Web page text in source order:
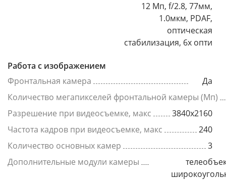
12 Мп, f/2.8, 77мм,
1.0мкм, PDAF,
оптическая
стабилизация, 6x опти
Работа с изображением
Фронтальная камера
Да
Количество мегапикселей фронтальной камеры (Мп)
Разрешение при видеосъемке, макс
3840x2160
Частота кадров при видеосъемке, макс
240
Количество основных камер
3
Дополнительные модули камеры